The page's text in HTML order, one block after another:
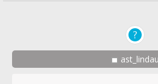
ast_lindau